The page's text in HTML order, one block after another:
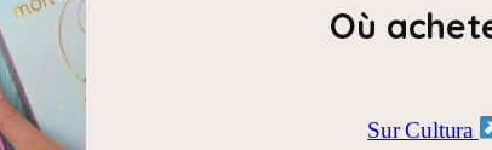
Où
Sur Cultura